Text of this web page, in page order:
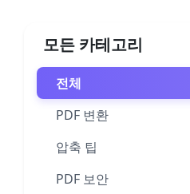
모든 카테고리
전체
PDF 변환
압축 팁
PDF 보안